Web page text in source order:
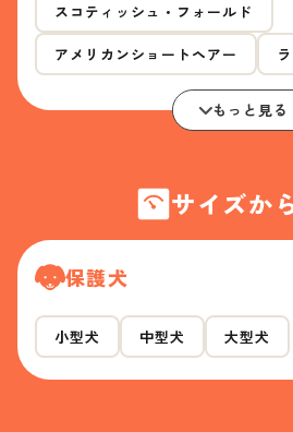
スコティッシュ・フォールド
アメリカンショートヘアー
もっと見る
サイズか
保護犬
小型犬 中型犬 大型犬